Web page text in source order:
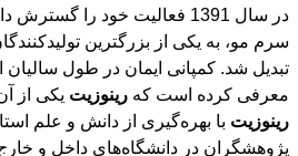
معرفی کرده است که رینوزیت یکی از
رینوزیت با بهره‌گیری از دانش و علم
پژوهشگران در دانشگاه‌های داخل و